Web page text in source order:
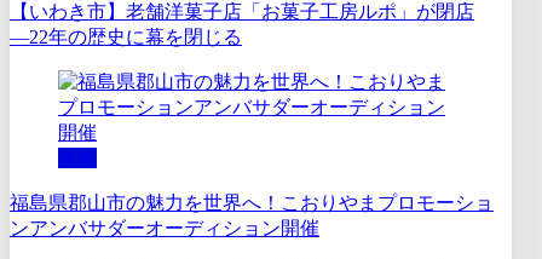
【いわき市】老舗洋菓子店「お菓子工房ルポ」が閉店
―22年の歴史に幕を閉じる
体験
福島県郡山市の魅力を世界へ！こおりやまプロモーショ
ンアンバサダーオーディション開催